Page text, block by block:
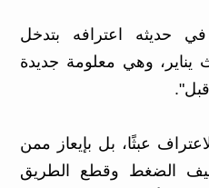
حديثه اعترافه بتدخل
يناير، وهي معلومة جديدة
عبثًا، بل بإيعاز ممن
الضغط وقطع الطريق